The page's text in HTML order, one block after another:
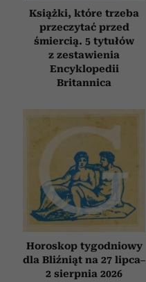
Książki, które trzeba
przeczytać przed
śmiercią. 5 tytułów
z zestawienia
Encyklopedii
Britannica
Horoskop tygodniowy
dla Bliźniąt na 27 lipca–
2 sierpnia 2026